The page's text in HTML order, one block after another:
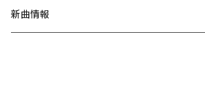
新曲情報